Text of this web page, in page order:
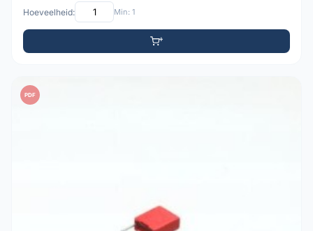
Hoeveelheid: Min: 1
PDF